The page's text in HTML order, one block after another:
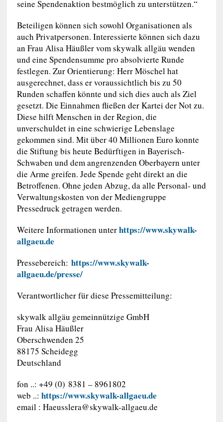
seine Spendenaktion bestmöglich zu unterstützen.“
Beteiligen können sich sowohl Organisationen als
auch Privatpersonen. Interessierte können sich dazu
an Frau Alisa Häußler vom skywalk allgäu wenden
und eine Spendensumme pro absolvierte Runde
festlegen. Zur Orientierung: Herr Möschel hat
ausgerechnet, dass er voraussichtlich bis zu 50
Runden schaffen könnte und sich dies auch als Ziel
gesetzt. Die Einnahmen fließen der Kartei der Not zu.
Diese hilft Menschen in der Region, die
unverschuldet in eine schwierige Lebenslage
gekommen sind. Mit über 40 Millionen Euro konnte
die Stiftung bis heute Bedürftigen in Bayerisch-
Schwaben und dem angrenzenden Oberbayern unter
die Arme greifen. Jede Spende geht direkt an die
Betroffenen. Ohne jeden Abzug, da alle Personal- und
Verwaltungskosten von der Mediengruppe
Pressedruck getragen werden.
Weitere Informationen unterhttps://www.skywalk-
allgaeu.de
Pressebereich: https://www.skywalk-
allgaeu.de/presse/
Verantwortlicher für diese Pressemitteilung:
skywalk allgäu gemeinnützige GmbH
Frau Alisa Häußler
Oberschwenden 25
88175 Scheidegg
Deutschland
fon ..: +49 (0) 8381 – 8961802
web ..: https://www.skywalk-allgaeu.de
email : Haeusslera@skywalk-allgaeu.de